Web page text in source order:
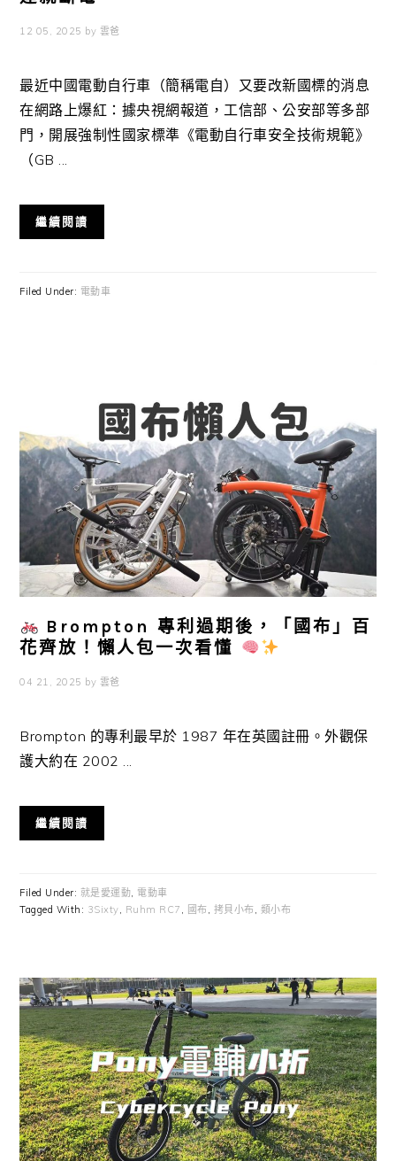
12 05, 2025 by 雲爸
最近中國電動自行車（簡稱電自）又要改新國標的消息
在網路上爆紅：據央視網報道，工信部、公安部等多部
門，開展強制性國家標準《電動自行車安全技術規範》
（GB ...
繼續閱讀
Filed Under: 電動車
Brompton 專利過期後，「國布」百
花齊放！懶人包一次看懂
04 21, 2025 by 雲爸
Brompton 的專利最早於 1987 年在英國註冊。外觀保
護大約在 2002 ...
繼續閱讀
Filed Under: 就是愛運動, 電動車
Tagged With: 3Sixty, Ruhm RC7 , 國布, 拷貝小布, 類小布